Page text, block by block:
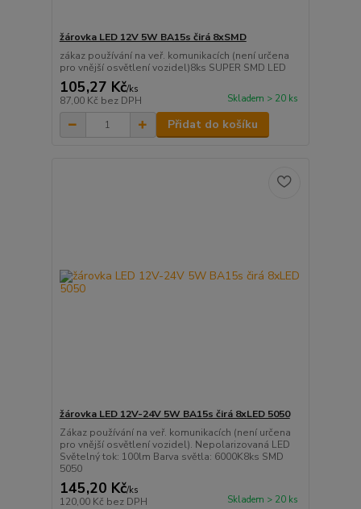
žárovka LED 12V 5W BA15s čirá 8xSMD
zákaz používání na veř. komunikacích (není určena
pro vnější osvětlení vozidel)8ks SUPER SMD LED
105,27 Kč/ks
87,00 Kč bez DPH Skladem > 20 ks
Přidat do košíku
žárovka LED 12V-24V 5W BA15s čirá 8xLED 5050
Zákaz používání na veř. komunikacích (není určena
pro vnější osvětlení vozidel). Nepolarizovaná LED
Světelný tok: 100lm Barva světla: 6000K8ks SMD
5050
145,20 Kč/ks
120,00 Kč bez DPH Skladem > 20 ks